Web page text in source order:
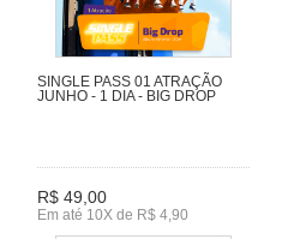
SINGLE PASS 01 ATRAÇÃO
JUNHO - 1 DIA - BIG DROP
R$ 49,00
Em até 10X de R$ 4,90